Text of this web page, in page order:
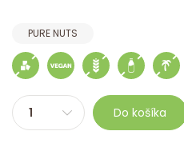
PURE NUTS
Do košíka